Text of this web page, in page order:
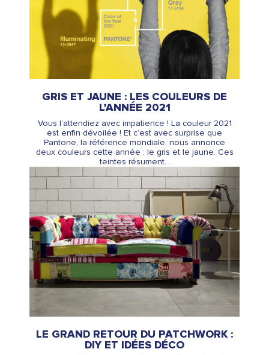
GRIS ET JAUNE : LES COULEURS DE
L’ANNÉE 2021
Vous l’attendiez avec impatience ! La couleur 2021
est enfin dévoilée ! Et c’est avec surprise que
Pantone, la référence mondiale, nous annonce
deux couleurs cette année : le gris et le jaune. Ces
teintes résument...
LE GRAND RETOUR DU PATCHWORK :
DIY ET IDÉES DÉCO